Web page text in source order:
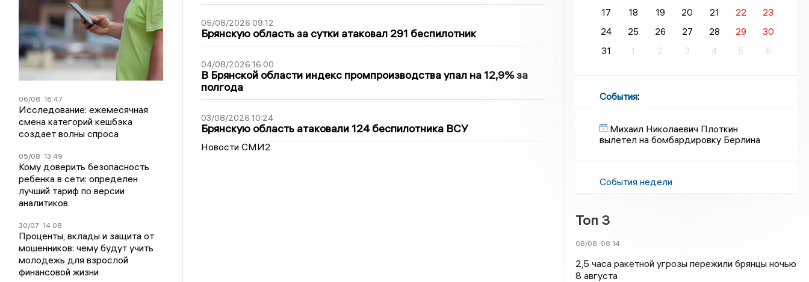
06/08 16:47
Исследование: ежемесячная
смена категорий кешбэка
создает волны спроса
05/08 13:49
Кому доверить безопасность
ребенка в сети: определен
лучший тариф по версии
аналитиков
30/07 14:08
Проценты, вклады и защита от
мошенников: чему будут учить
молодежь для взрослой
финансовой жизни
05/08/2026 09:12
Брянскую область за сутки атаковал 291 беспилотник
04/08/2026 16:00
В Брянской области индекс промпроизводства упал на 12,9% за
полгода
03/08/2026 10:24
Брянскую область атаковали 124 беспилотника ВСУ
Новости СМИ2
17
18 19 20 21 22
23
24
25 26 27 28 29
30
31
1 2 3 4 5 6
События:
Михаил Николаевич Плоткин
вылетел на бомбардировку Берлина
События недели
Топ 3
08/08 08:14
2,5 часа ракетной угрозы пережили брянцы ночью
8 августа